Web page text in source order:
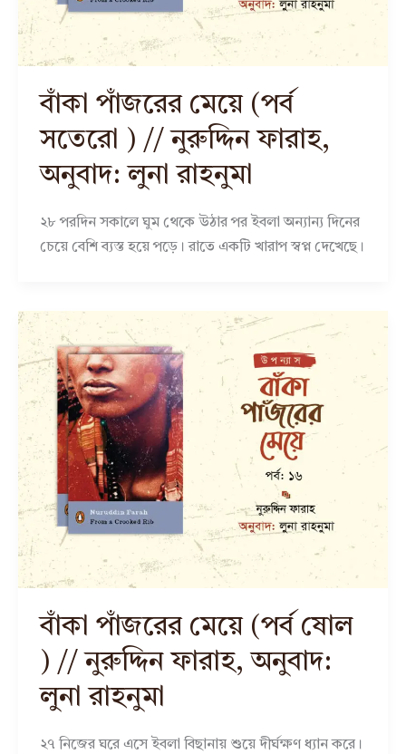
বাঁকা পাঁজরের মেয়ে (পর্ব
সতেরো ) // নুরুদ্দিন ফারাহ,
অনুবাদ: লুনা রাহনুমা
২৮ পরদিন সকালে ঘুম থেকে উঠার পর ইবলা অন্যান্য দিনের
চেয়ে বেশি ব্যস্ত হয়ে পড়ে। রাতে একটি খারাপ স্বপ্ন দেখেছে।
বাঁকা পাঁজরের মেয়ে (পর্ব ষোল
) // নুরুদ্দিন ফারাহ, অনুবাদ:
লুনা রাহনুমা
২৭ নিজের ঘরে এসে ইবলা বিছানায় শুয়ে দীর্ঘক্ষণ ধ্যান করে।